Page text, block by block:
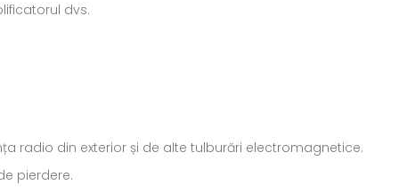
dvs.
radio din exterior și de alte tulburări electromagnetice.
pierdere.